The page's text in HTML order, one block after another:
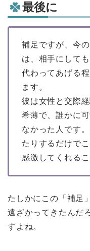
最後に
補足ですが、今
は、相手にして
代わってあげる
ます。
彼は女性と交際
希薄で、誰かに
なかった人です
たりするだけで
感激してくれる
たしかにこの「補足
遠ざかってきたんだ
すよね。